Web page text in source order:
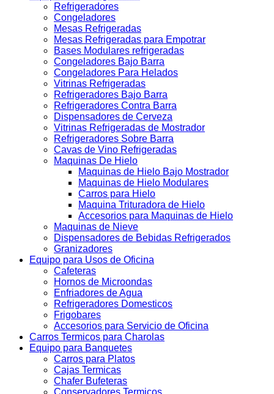
Refrigeradores
Congeladores
Mesas Refrigeradas
Mesas Refrigeradas para Empotrar
Bases Modulares refrigeradas
Congeladores Bajo Barra
Congeladores Para Helados
Vitrinas Refrigeradas
Refrigeradores Bajo Barra
Refrigeradores Contra Barra
Dispensadores de Cerveza
Vitrinas Refrigeradas de Mostrador
Refrigeradores Sobre Barra
Cavas de Vino Refrigeradas
Maquinas De Hielo
Maquinas de Hielo Bajo Mostrador
Maquinas de Hielo Modulares
Carros para Hielo
Maquina Trituradora de Hielo
Accesorios para Maquinas de Hielo
Maquinas de Nieve
Dispensadores de Bebidas Refrigerados
Granizadores
Equipo para Usos de Oficina
Cafeteras
Hornos de Microondas
Enfriadores de Agua
Refrigeradores Domesticos
Frigobares
Accesorios para Servicio de Oficina
Carros Termicos para Charolas
Equipo para Banquetes
Carros para Platos
Cajas Termicas
Chafer Bufeteras
Conservadores Termicos